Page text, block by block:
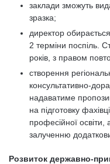
заклади зможуть
зразка;
директор
2 терміни поспіль.
років, з правом
створення
консультативно-
надаватиме
на підготовку
професійної
залученню
Розвиток державно-